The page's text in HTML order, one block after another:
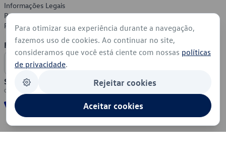
Informações Legais
Política de Privacidade
Política de Cookies
Formas de Pagamento
Segurança
Para otimizar sua experiência durante a navegação,
fazemos uso de cookies. Ao continuar no site,
consideramos que você está ciente com nossas políticas
de privacidade.
Rejeitar cookies
Aceitar cookies